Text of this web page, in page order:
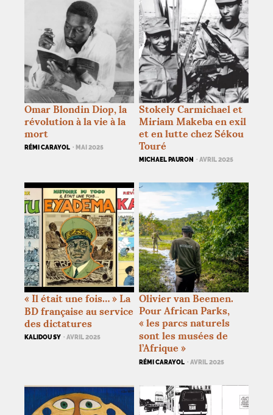
Omar Blondin Diop, la
révolution à la vie à la
mort
RÉMI CARAYOL · MAI 2025
Stokely Carmichael et
Miriam Makeba en exil
et en lutte chez Sékou
Touré
MICHAEL PAURON · AVRIL 2025
« Il était une fois… » La
BD française au service
des dictatures
KALIDOU SY · AVRIL 2025
Olivier van Beemen.
Pour African Parks,
« les parcs naturels
sont les musées de
l’Afrique »
RÉMI CARAYOL · AVRIL 2025